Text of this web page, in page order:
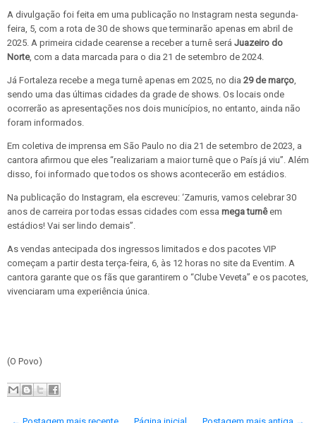
A divulgação foi feita em uma publicação no Instagram nesta segunda-
feira, 5, com a rota de 30 de shows que terminarão apenas em abril de
2025. A primeira cidade cearense a receber a turnê será Juazeiro do
Norte, com a data marcada para o dia 21 de setembro de 2024.
Já Fortaleza recebe a mega turnê apenas em 2025, no dia 29 de março,
sendo uma das últimas cidades da grade de shows. Os locais onde
ocorrerão as apresentações nos dois municípios, no entanto, ainda não
foram informados.
Em coletiva de imprensa em São Paulo no dia 21 de setembro de 2023, a
cantora afirmou que eles “realizariam a maior turnê que o País já viu”. Além
disso, foi informado que todos os shows acontecerão em estádios.
Na publicação do Instagram, ela escreveu: ‘Zamuris, vamos celebrar 30
anos de carreira por todas essas cidades com essa mega turnêem
estádios! Vai ser lindo demais”.
As vendas antecipada dos ingressos limitados e dos pacotes VIP
começam a partir desta terça-feira, 6, às 12 horas no site da Eventim. A
cantora garante que os fãs que garantirem o “Clube Veveta” e os pacotes,
vivenciaram uma experiência única.
(O Povo)
← Postagem mais recente Postagem mais antiga →
Página inicial